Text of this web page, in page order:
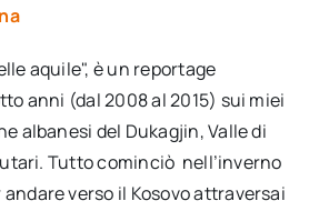
aquile", è un reportage
anni (dal 2008 al 2015) sui miei
albanesi del Dukagjin, Valle di
Tutto cominciò nell’inverno
verso il Kosovo attraversai